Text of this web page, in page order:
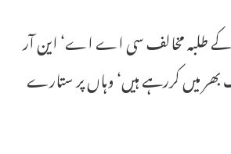
کے طلبہ مخالف سی اے اے‘ این آر
میں کررہے ہیں‘ وہاں پر ستارے